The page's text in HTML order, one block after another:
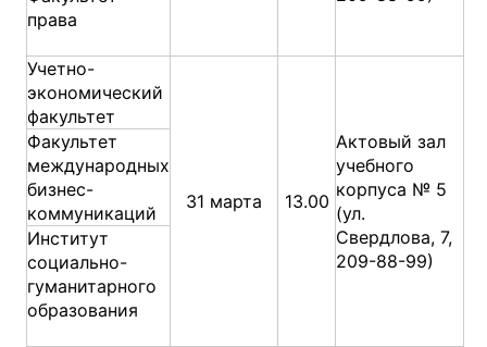
права
Учетно-
экономический
факультет
31 марта 13.00
Актовый зал
учебного
корпуса № 5
(ул.
Свердлова, 7,
209-88-99)
Факультет
международных
бизнес-
коммуникаций
Институт
социально-
гуманитарного
образования